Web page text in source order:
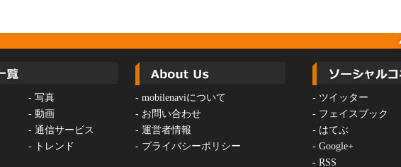
- 写真
- 動画
- 通信サービス
-
トレンド
- mobilenaviについて
- お問い合わせ
- 運営者情報
- プライバシーポリシー
- ツイッター
- フェイスブック
- はてぶ
- Google+
- RSS